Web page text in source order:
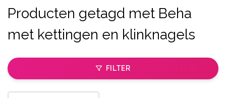
Producten getagd met Beha
met kettingen en klinknagels
FILTER